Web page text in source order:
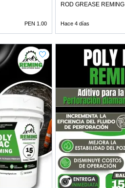
PEN 1.00
ROD GREASE REMING
Hace 4 días